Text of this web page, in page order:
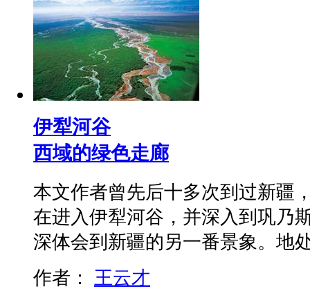
伊犁河谷
西域的绿色走廊
本文作者曾先后十多次到过新疆
在进入伊犁河谷，并深入到巩乃
深体会到新疆的另一番景象。
作者： 王云才